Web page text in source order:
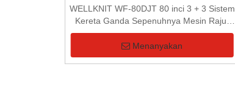
WELLKNIT WF-80DJT 80 inci 3 + 3 Sistem
Kereta Ganda Sepenuhnya Mesin Rajut
Kerah Jacquard
Menanyakan